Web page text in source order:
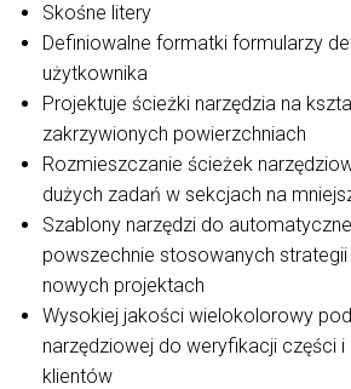
Skośne litery
Definiowalne formatki formularzy
użytkownika
Projektuje ścieżki narzędzia na
zakrzywionych powierzchniach
Rozmieszczanie ścieżek
dużych zadań w sekcjach na
Szablony narzędzi do
powszechnie stosowanych
nowych projektach
Wysokiej jakości wielokolorowy
narzędziowej do weryfikacji części
klientów